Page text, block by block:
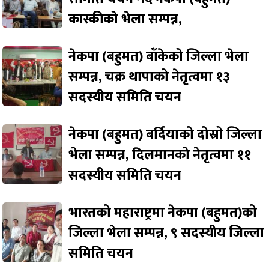
कास्कीको भेला सम्पन्न,
नेकपा (बहुमत) बाँकेको जिल्ला भेला
सम्पन्न, चक्र थापाको नेतृत्वमा १३
सदस्यीय समिति चयन
नेकपा (बहुमत) बर्दियाको दोस्रो जिल्ला
भेला सम्पन्न, दिलमानको नेतृत्वमा ११
सदस्यीय समिति चयन
भारतको महाराष्ट्रमा नेकपा (बहुमत)को
जिल्ला भेला सम्पन्न, ९ सदस्यीय जिल्ला
समिति चयन